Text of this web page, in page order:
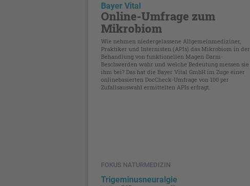
Bayer Vital
Online-Umfrage zum
Mikrobiom
Wie nehmen niedergelassene Allgemeinmediziner,
Praktiker und Internisten (APIs) das Mikrobiom in der
Behandlung von funktionellen Magen-Darm-
Beschwerden wahr und welche Bedeutung messen sie
ihm bei? Das hat die Bayer Vital GmbH im Zuge einer
onlinebasierten DocCheck-Umfrage von 100 per
Zufallsauswahl ermittelten APIs erfragt.
FOKUS NATURMEDIZIN
Trigeminusneuralgie